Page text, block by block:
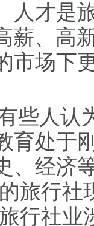
人才是
薪、高
市场下
些人认
育处于
、经济
旅行
行社